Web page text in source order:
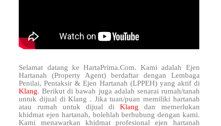
Selamat datang ke HartaPrima.Com. Kami adalah Ejen
Hartanah (Property Agent) berdaftar dengan Lembaga
Penilai, Pentaksir & Ejen Hartanah (LPPEH) yang aktif di
Klang. Berikut di bawah juga adalah senarai rumah/tanah
untuk dijual di Klang . Jika tuan/puan memiliki hartanah
atau rumah untuk dijual diKlangdan memerlukan
khidmat ejen hartanah, bolehlah berhubung dengan kami.
Kami menawarkan khidmat profesional ejen hartanah